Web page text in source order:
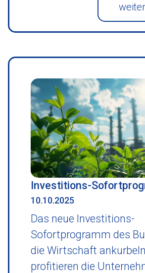
Investitions-
10.10.2025
Das neue Investitions-
Sofortprogramm des
die Wirtschaft
profitieren die